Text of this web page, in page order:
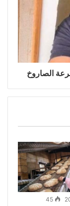
الصاروخ
45